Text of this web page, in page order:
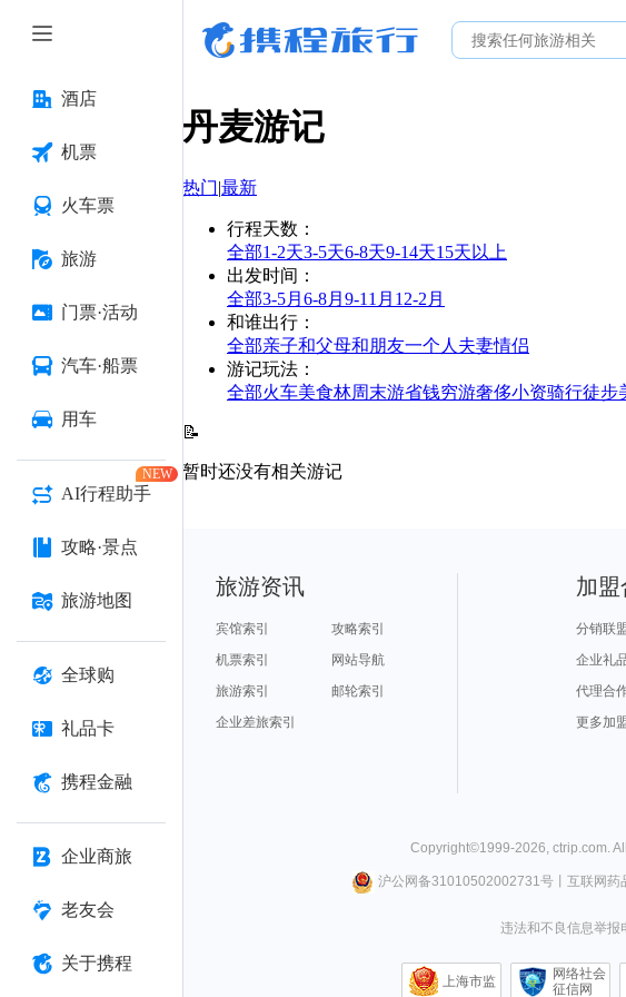
酒店
机票
火车票
旅游
门票·活动
汽车·船票
用车
AI行程助手
NEW
攻略·景点
旅游地图
全球购
礼品卡
携程金融
企业商旅
老友会
关于携程
丹麦游记
热门|最新
行程天数 ：
全部1-2天3-5天6-8天9-14天15天以上
出发时间 ：
全部3-5月 6-8月 9-11月 12-2月
和谁出行 ：
全部亲子和父母和朋友一个人 夫妻情侣
游记玩法 ：
全部火车美食林周末游省钱穷游奢侈小资骑行徒步
📝
暂时还没有相关游记
旅游资讯
宾馆索引
攻略索引
机票索引
网站导航
旅游索引
邮轮索引
企业差旅索引
加盟
分销联
企业礼
代理合
更多加
Copyright©1999-2026, ctrip.com.
沪公网备31010502002731号丨 互联网药
违法和不良信息举
上海市监
网络社会
征信网